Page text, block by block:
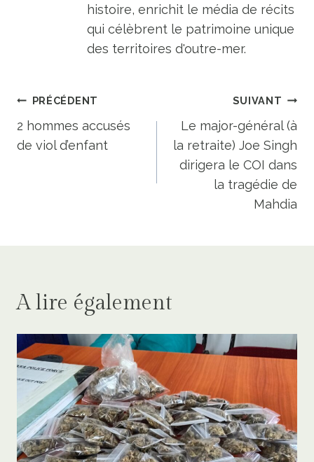
histoire, enrichit le média de récits
qui célèbrent le patrimoine unique
des territoires d'outre-mer.
Navigation
de
l’article
PRÉCÉDENT
2 hommes accusés
de viol d’enfant
SUIVANT
Le major-général (à
la retraite) Joe Singh
dirigera le COI dans
la tragédie de
Mahdia
A lire également